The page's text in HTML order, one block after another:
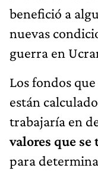
benefició a
nuevas
guerra en
Los fondos
están
trabajaría en
valores que
para